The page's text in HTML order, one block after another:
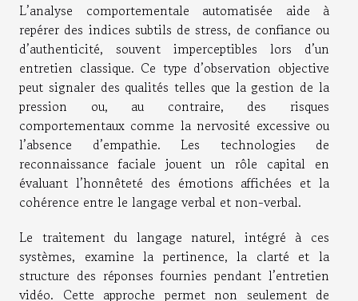
L’analyse comportementale automatisée aide à
repérer des indices subtils de stress, de confiance ou
d’authenticité, souvent imperceptibles lors d’un
entretien classique. Ce type d’observation objective
peut signaler des qualités telles que la gestion de la
pression ou, au contraire, des risques
comportementaux comme la nervosité excessive ou
l’absence d’empathie. Les technologies de
reconnaissance faciale jouent un rôle capital en
évaluant l’honnêteté des émotions affichées et la
cohérence entre le langage verbal et non-verbal.
Le traitement du langage naturel, intégré à ces
systèmes, examine la pertinence, la clarté et la
structure des réponses fournies pendant l’entretien
vidéo. Cette approche permet non seulement de